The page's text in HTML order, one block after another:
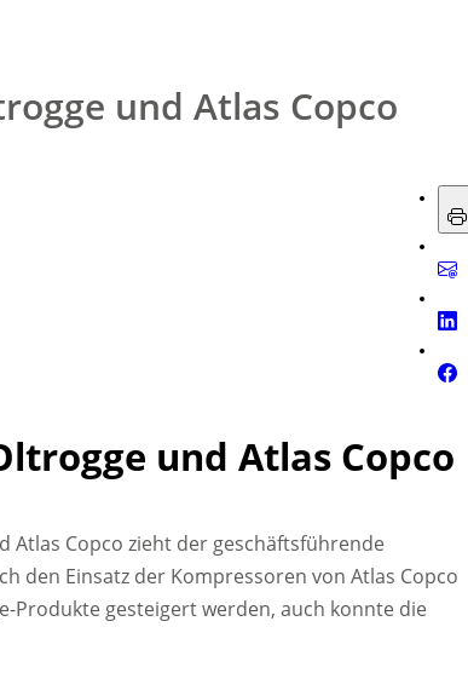
und Atlas Copco
und Atlas Copco
Atlas Copco zieht der geschäftsführende
den Einsatz der Kompressoren von Atlas Copco
Produkte gesteigert werden, auch konnte die